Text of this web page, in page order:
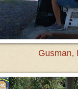
Gusman,